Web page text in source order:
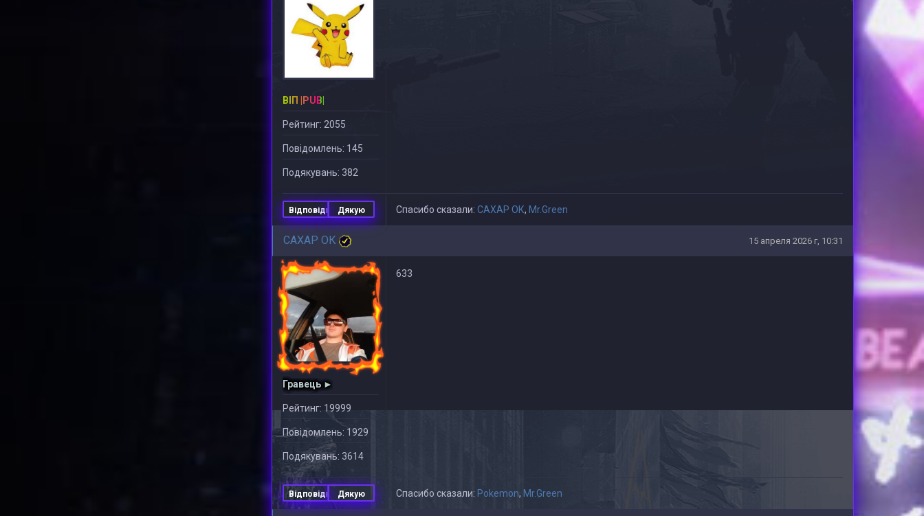
ВІП |PUB|
Рейтинг: 2055
Повідомлень: 145
Подякувань: 382
Відповідь Дякую Спасибо сказали: САХАР ОК, Mr.Green
САХАР ОК 15 апреля 2026 г, 10:31
Гравець ►
Рейтинг: 19999
Повідомлень: 1929
Подякувань: 3614
633
Відповідь Дякую Спасибо сказали: Pokemon, Mr.Green